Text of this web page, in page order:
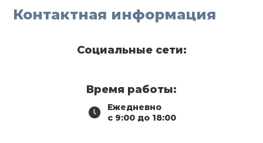
Контактная информация
Социальные сети:
Время работы:
Ежедневно
с 9:00 до 18:00